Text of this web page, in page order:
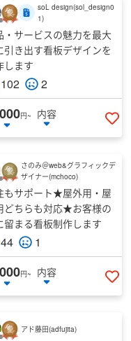
soL design(sol_design0
1)
・サービスの魅力を最大
引き出す看板デザインを
します
102 2
円~
内容
い
さのみ＠web&グラフィックデ
ザイナー(mchoco)
もサポート★屋外用・屋
どちらも対応★お客様の
留まる看板制作します
44 1
円~
内容
い
アド藤田(adfujita)